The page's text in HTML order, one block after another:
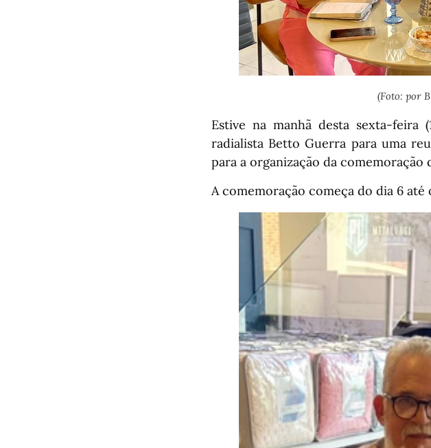
(Foto: por
Estive na manhã desta sexta-feira
radialista Betto Guerra para uma
para a organização da comemoração
A comemoração começa do dia 6 até